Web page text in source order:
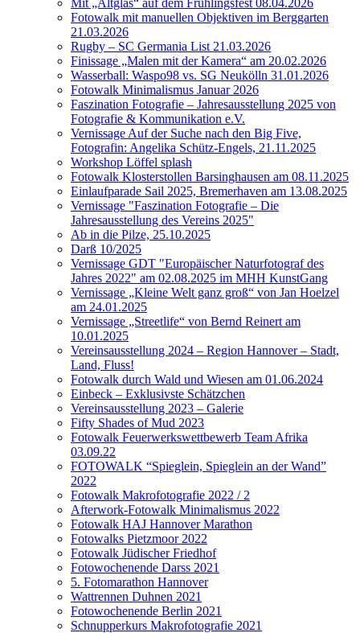
Fotowalk mit manuellen Objektiven im Berggarten
21.03.2026
Rugby – SC Germania List 21.03.2026
Finissage „Malen mit der Kamera“ am 20.02.2026
Wasserball: Waspo98 vs. SG Neukölln 31.01.2026
Fotowalk Minimalismus Januar 2026
Faszination Fotografie – Jahresausstellung 2025 von
Fotografie & Kommunikation e.V.
Vernissage Auf der Suche nach den Big Five,
Fotografin: Angelika Schütz-Engels, 21.11.2025
Workshop Löffel splash
Fotowalk Klosterstollen Barsinghausen am 08.11.2025
Einlaufparade Sail 2025, Bremerhaven am 13.08.2025
Vernissage "Faszination Fotografie – Die
Jahresausstellung des Vereins 2025"
Ab in die Pilze, 25.10.2025
Darß 10/2025
Vernissage GDT "Europäischer Naturfotograf des
Jahres 2022" am 02.08.2025 im MHH KunstGang
Vernissage „Kleine Welt ganz groß“ von Jan Hoelzel
am 24.01.2025
Vernissage „Streetlife“ von Bernd Reinert am
10.01.2025
Vereinsausstellung 2024 – Region Hannover – Stadt,
Land, Fluss!
Fotowalk durch Wald und Wiesen am 01.06.2024
Einbeck – Exklusivste Schätzchen
Vereinsausstellung 2023 – Galerie
Fifty Shades of Mud 2023
Fotowalk Feuerwerkswettbewerb Team Afrika
03.09.22
FOTOWALK “Spieglein, Spieglein an der Wand”
2022
Fotowalk Makrofotografie 2022 / 2
Afterwork-Fotowalk Minimalismus 2022
Fotowalk HAJ Hannover Marathon
Fotowalks Pietzmoor 2022
Fotowalk Jüdischer Friedhof
Fotowochenende Darss 2021
5. Fotomarathon Hannover
Wattrennen Duhnen 2021
Fotowochenende Berlin 2021
Schnupperkurs Makrofotografie 2021